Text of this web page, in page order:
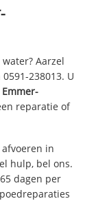
Aarzel
238013. U
reparatie of
in
hulp, bel ons.
dagen per